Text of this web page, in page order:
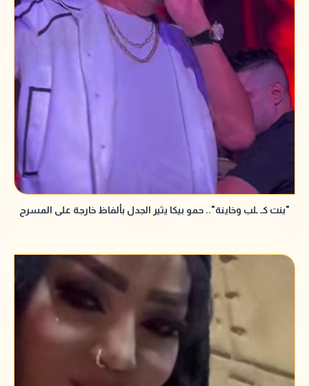
"بنت كـ ـلب وخاينة".. حمو بيكا يثير الجدل بألفاظ خارجة على المسرح